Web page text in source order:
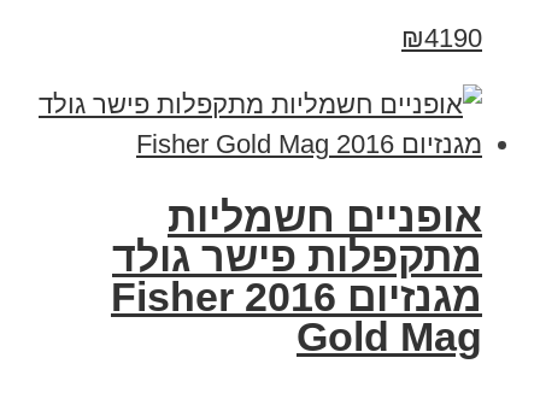
₪4190
אופניים חשמליות
מתקפלות פישר גולד
מגנזיום 2016 Fisher
Gold Mag